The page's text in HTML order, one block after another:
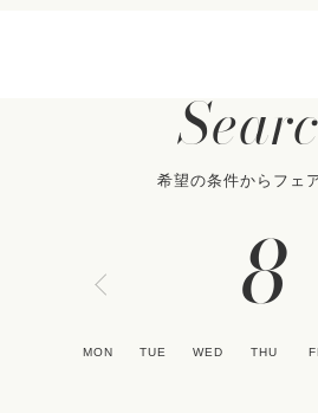
希望の条件からフェ
8
MON TUE WED THU